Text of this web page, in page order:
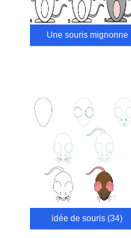
Une souris mignonne
idée de souris (34)